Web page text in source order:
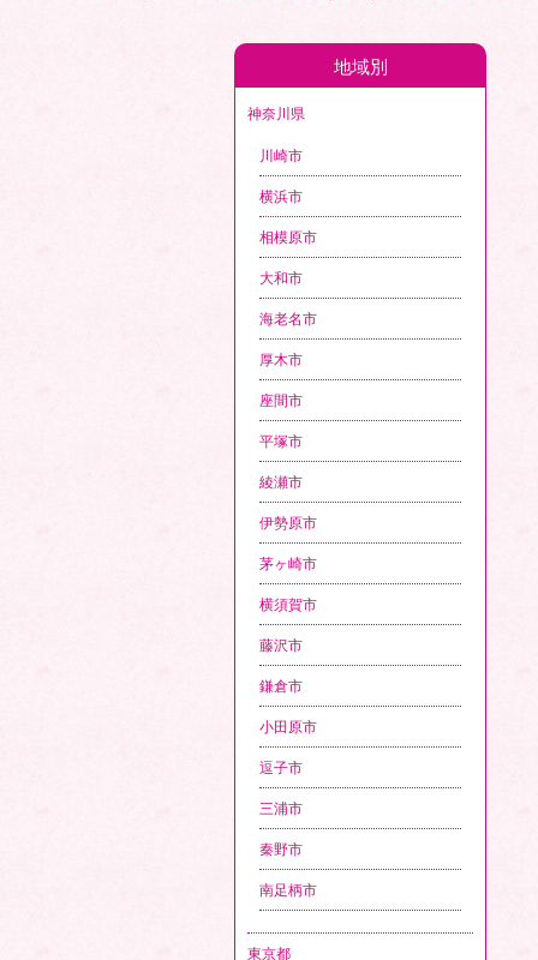
地域別
神奈川県
川崎市
横浜市
相模原市
大和市
海老名市
厚木市
座間市
平塚市
綾瀬市
伊勢原市
茅ヶ崎市
横須賀市
藤沢市
鎌倉市
小田原市
逗子市
三浦市
秦野市
南足柄市
東京都